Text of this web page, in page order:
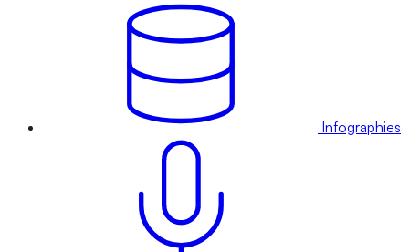
Infographies